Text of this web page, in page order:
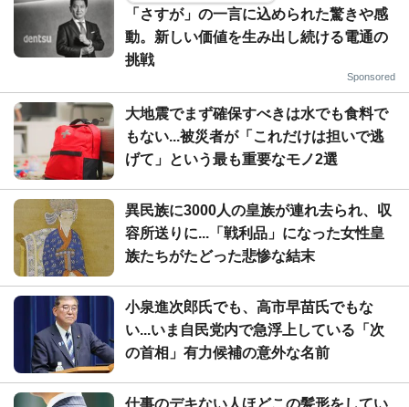
「さすが」の一言に込められた驚きや感
動。新しい価値を生み出し続ける電通の
挑戦
Sponsored
大地震でまず確保すべきは水でも食料で
もない...被災者が「これだけは担いで逃
げて」という最も重要なモノ2選
異民族に3000人の皇族が連れ去られ、収
容所送りに...「戦利品」になった女性皇
族たちがたどった悲惨な結末
小泉進次郎氏でも、高市早苗氏でもな
い...いま自民党内で急浮上している「次
の首相」有力候補の意外な名前
仕事のデキない人ほどこの髪形をしてい